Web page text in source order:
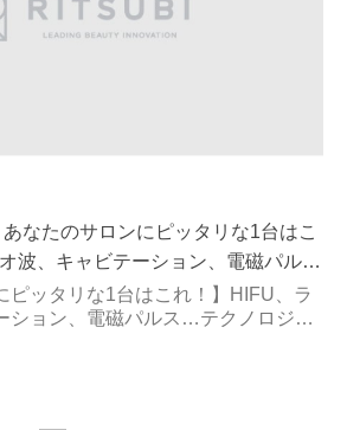
あなたのサロンにピッタリな1台はこ
波、キャビテーション、電磁パル
知ることで見えてくるマシンとの最
ピッタリな1台はこれ！】HIFU、ラ
ション、電磁パルス…テクノロジー
トを見ても、どのマ...